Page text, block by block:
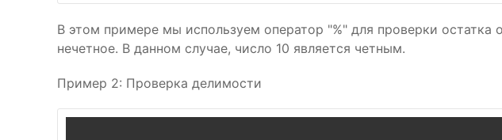
В этом примере мы используем оператор "%" для проверки остатка
нечетное. В данном случае, число 10 является четным.
Пример 2: Проверка делимости